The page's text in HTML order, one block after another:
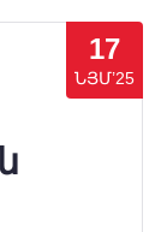
17
ՆՅՄ’25